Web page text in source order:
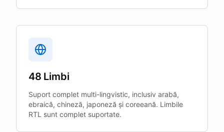
48 Limbi
Suport complet multi-lingvistic, inclusiv arabă,
ebraică, chineză, japoneză și coreeană. Limbile
RTL sunt complet suportate.